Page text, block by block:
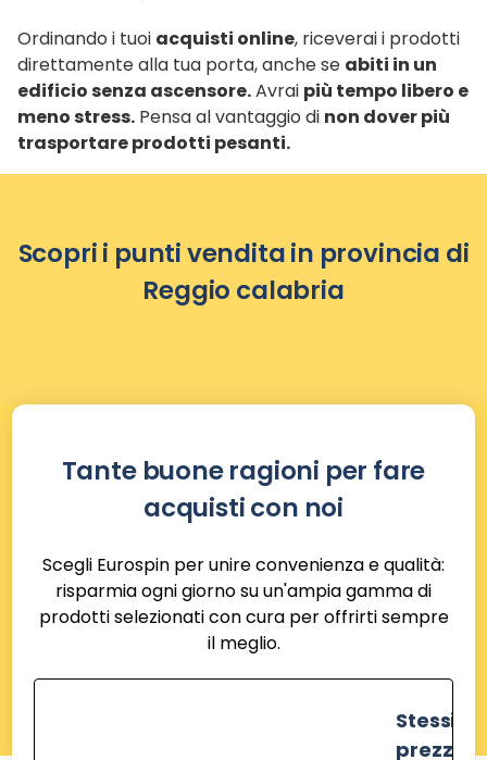
Ordinando i tuoi acquisti online, riceverai i prodotti
direttamente alla tua porta, anche se abiti in un
edificio senza ascensore.Avrai più tempo libero e
meno stress. Pensa al vantaggio di non dover più
trasportare prodotti pesanti.
Scopri i punti vendita in provincia di
Reggio calabria
Tante buone ragioni per fare
acquisti con noi
Scegli Eurospin per unire convenienza e qualità:
risparmia ogni giorno su un'ampia gamma di
prodotti selezionati con cura per offrirti sempre
il meglio.
Stessi
prezzi